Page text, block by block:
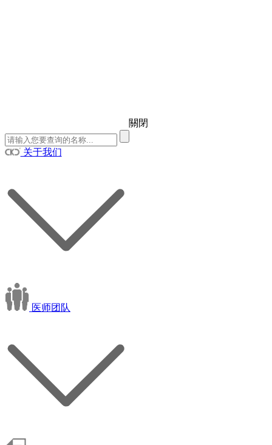
關閉
关于我们
医师团队